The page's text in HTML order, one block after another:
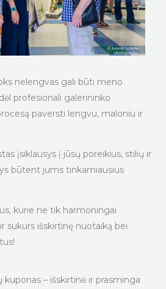
nelengvas gali būti meno
profesionali galerininko
paversti lengvu, maloniu ir
įsiklausys į jūsų poreikius, stilių ir
būtent jums tinkamiausius
kurie ne tik harmoningai
sukurs išskirtinę nuotaiką bei
kuponas – išskirtinė ir prasminga